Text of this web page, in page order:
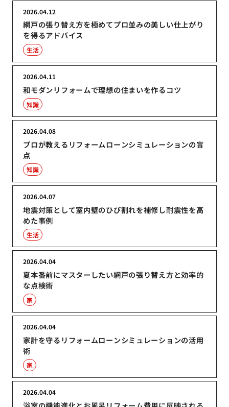
網戸の張り替え方を極めてプロ並みの美しい仕上がり
を得るアドバイス
2026.04.12
生活
和モダンリフォームで理想の住まいを作るコツ
2026.04.11
知識
プロが教えるリフォームローンシミュレーションの盲
点
2026.04.08
知識
地震対策として室内壁のひび割れを補修し耐震性を高
めた事例
2026.04.07
生活
夏本番前にマスターしたい網戸の張り替え方と効率的
な点検術
2026.04.04
家
家計を守るリフォームローンシミュレーションの活用
術
2026.04.04
家
2026.04.04